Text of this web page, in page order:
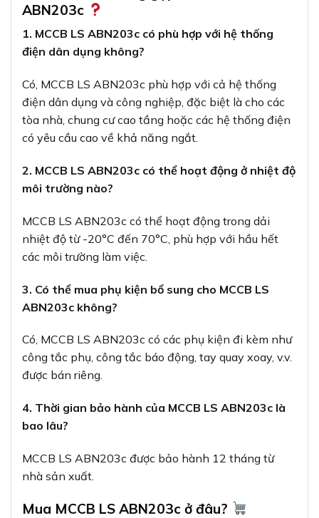
ABN203c
1. MCCB LS ABN203c có phù hợp với hệ thống
điện dân dụng không?
Có, MCCB LS ABN203c phù hợp với cả hệ thống
điện dân dụng và công nghiệp, đặc biệt là cho các
tòa nhà, chung cư cao tầng hoặc các hệ thống điện
có yêu cầu cao về khả năng ngắt.
2. MCCB LS ABN203c có thể hoạt động ở nhiệt độ
môi trường nào?
MCCB LS ABN203c có thể hoạt động trong dải
nhiệt độ từ -20°C đến 70°C, phù hợp với hầu hết
các môi trường làm việc.
3. Có thể mua phụ kiện bổ sung cho MCCB LS
ABN203c không?
Có, MCCB LS ABN203c có các phụ kiện đi kèm như
công tắc phụ, công tắc báo động, tay quay xoay, v.v.
được bán riêng.
4. Thời gian bảo hành của MCCB LS ABN203c là
bao lâu?
MCCB LS ABN203c được bảo hành 12 tháng từ
nhà sản xuất.
Mua MCCB LS ABN203c ở đâu?